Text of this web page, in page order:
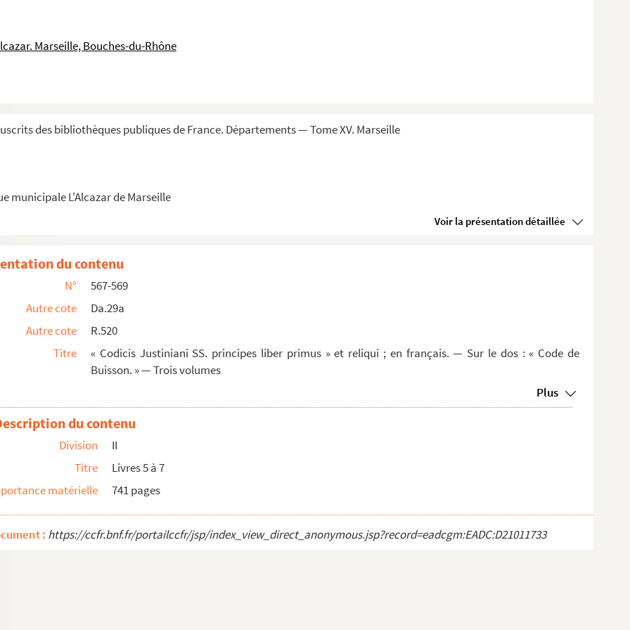
Marseille, Bouches-du-Rhône
des bibliothèques publiques de France. Départements — Tome XV. Marseille
municipale L'Alcazar de Marseille
Voir la présentation détaillée
legum almae Universitatis. Anno Domi...
»
»
sequuntur libri 3 ad 9
Codicis. » — Il y a les 9 livres, et à la fi...
l'usage et la pratique du parlement de Proven...
; en français. — Sur le dos : « Code de...
romain, accomodées au droict françois, ...
remarqués les changemens que le temps...
au droict françois, tirées des ordonnance...
de l'empereur Justinien »
autre, et commence par le feuillet 5...
par M. Michel Agresti. » — A la p...
la criminelle de 1670, et des édits de ...
633
en deux parties. » — Chaque partie a une ...
les plus en usage, avec quelq...
du contenu
N°
567-569
Autre cote
Da.29a
Autre cote
R.520
Titre
« Codicis Justiniani SS. principes liber primus » et reliqui ; en français. — Sur le dos : « Code de
Buisson. » — Trois volumes
Plus
du contenu
Division
II
Titre
Livres 5 à 7
matérielle
741 pages
: https://ccfr.bnf.fr/portailccfr/jsp/index_view_direct_anonymous.jsp?record=eadcgm:EADC:D21011733